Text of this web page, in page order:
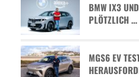
BMW IX3
PLÖTZLICH …
MGS6 EV